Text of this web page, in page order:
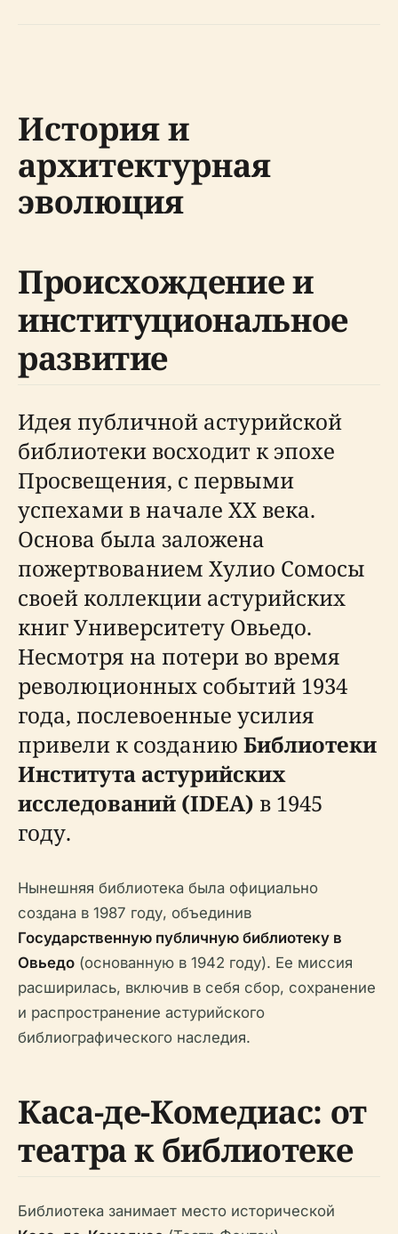
История и
архитектурная
эволюция
Происхождение и
институциональное
развитие
Идея публичной астурийской
библиотеки восходит к эпохе
Просвещения, с первыми
успехами в начале XX века.
Основа была заложена
пожертвованием Хулио Сомосы
своей коллекции астурийских
книг Университету Овьедо.
Несмотря на потери во время
революционных событий 1934
года, послевоенные усилия
привели к созданию Библиотеки
Института астурийских
исследований (IDEA) в 1945
году.
Нынешняя библиотека была официально
создана в 1987 году, объединив
Государственную публичную библиотеку в
Овьедо (основанную в 1942 году). Ее миссия
расширилась, включив в себя сбор, сохранение
и распространение астурийского
библиографического наследия.
Каса-де-Комедиас: от
театра к библиотеке
Библиотека занимает место исторической